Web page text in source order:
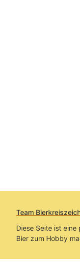
Team
Diese Seite ist
Bier zum Hobby